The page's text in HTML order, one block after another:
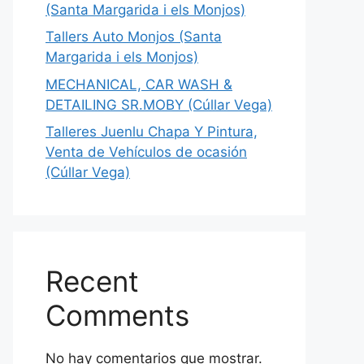
(Santa Margarida i els Monjos)
Tallers Auto Monjos (Santa
Margarida i els Monjos)
MECHANICAL, CAR WASH &
DETAILING SR.MOBY (Cúllar Vega)
Talleres Juenlu Chapa Y Pintura,
Venta de Vehículos de ocasión
(Cúllar Vega)
Recent
Comments
No hay comentarios que mostrar.